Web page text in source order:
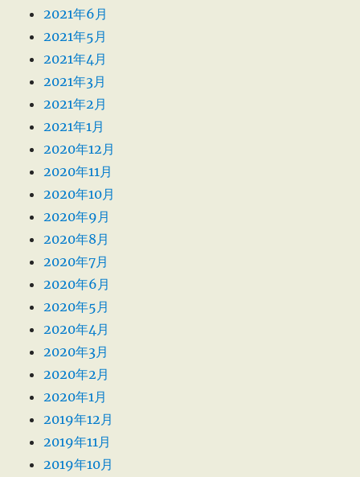
2021年6月
2021年5月
2021年4月
2021年3月
2021年2月
2021年1月
2020年12月
2020年11月
2020年10月
2020年9月
2020年8月
2020年7月
2020年6月
2020年5月
2020年4月
2020年3月
2020年2月
2020年1月
2019年12月
2019年11月
2019年10月